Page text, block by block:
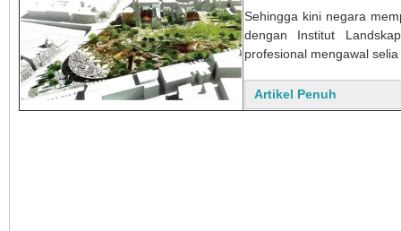
Sehingga kini negara
dengan Institut
profesional mengawal
Artikel Penuh